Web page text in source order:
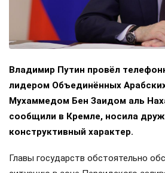
Владимир Путин провёл
лидером Объединённых
Мухаммедом Бен Заидом аль
сообщили в Кремле, носила
конструктивный характер.
Главы государств обстоятельно